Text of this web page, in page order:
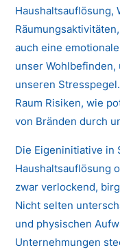
Haushaltsauflösung,
auch eine
unser
unseren
Raum Risiken, wie
von Bränden durch
Die Eigeninitiative in
Haushaltsauflösung
zwar verlockend,
Nicht selten
und physischen
Unternehmungen